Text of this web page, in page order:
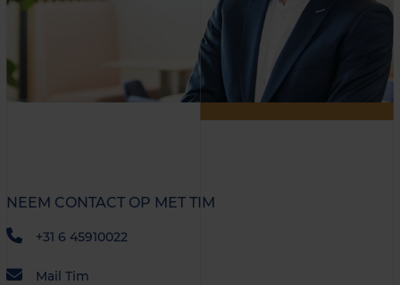
NEEM CONTACT OP MET TIM
+31 6 45910022
Mail Tim